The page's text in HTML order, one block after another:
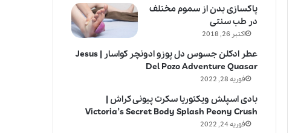
پاکسازی بدن از سموم مختلف
در طب سنتی
اکتبر 26, 2018
عطر ادکلن جسوس دل پوزو ادونچر کواسار | Jesus
Del Pozo Adventure Quasar
فوریه 28, 2022
بادی اسپلش ویکتوریا سکرت پیونی کراش |
Victoria’s Secret Body Splash Peony Crush
فوریه 24, 2022